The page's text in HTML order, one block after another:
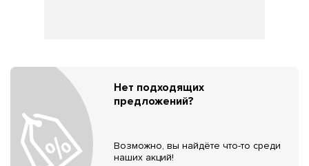
Нет подходящих
предложений?
Возможно, вы найдёте что-то среди
наших акций!